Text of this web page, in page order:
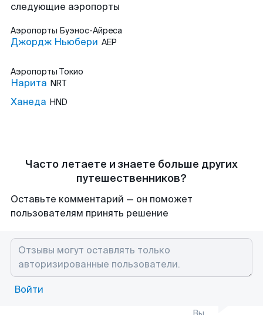
следующие аэропорты
Аэропорты Буэнос-Айреса
Джордж Ньюбери AEP
Аэропорты Токио
Нарита NRT
Ханеда HND
Часто летаете и знаете больше других
путешественников?
Оставьте комментарий — он поможет
пользователям принять решение
Войти